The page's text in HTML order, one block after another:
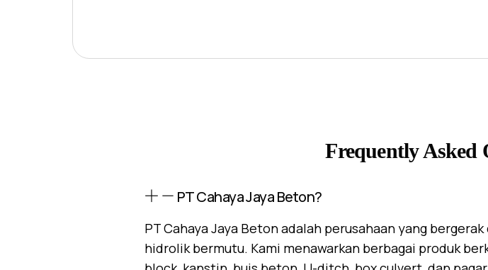
Frequently Asked
PT Cahaya Jaya Beton?
PT Cahaya Jaya Beton adalah perusahaan yang
hidrolik bermutu. Kami menawarkan berbagai produk